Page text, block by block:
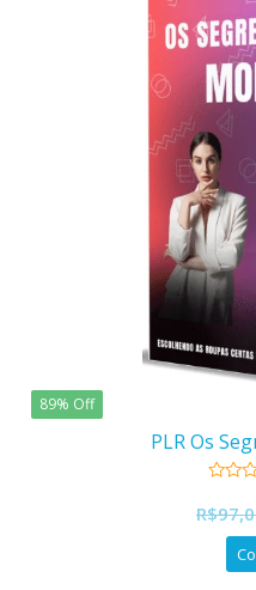
89% Off
PLR Os
out
of
R$